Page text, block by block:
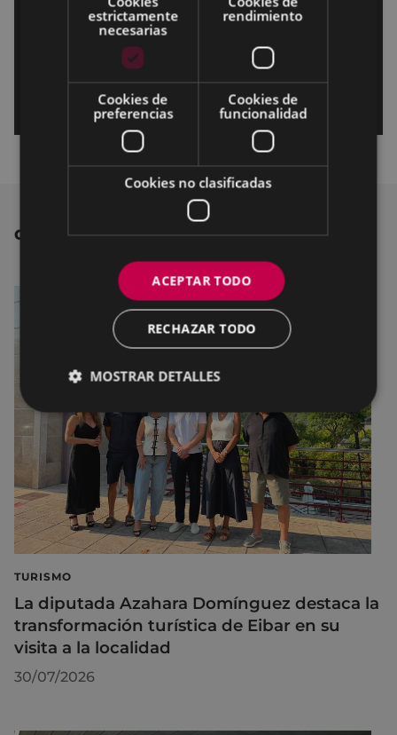
OTRAS NOTICIAS
TURISMO
La diputada Azahara Domínguez destaca la
transformación turística de Eibar en su
visita a la localidad
30/07/2026
estrictamente
necesarias
rendimiento
Cookies de
preferencias
Cookies de
funcionalidad
Cookies no clasificadas
ACEPTAR TODO
RECHAZAR TODO
MOSTRAR DETALLES